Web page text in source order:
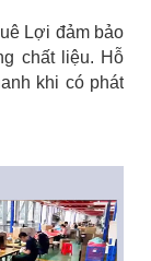
Lợi đảm bảo
chất liệu. Hỗ
khi có phát